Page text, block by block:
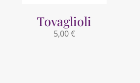
Tovaglioli
5,00€